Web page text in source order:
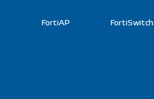
FortiAP FortiSwitch